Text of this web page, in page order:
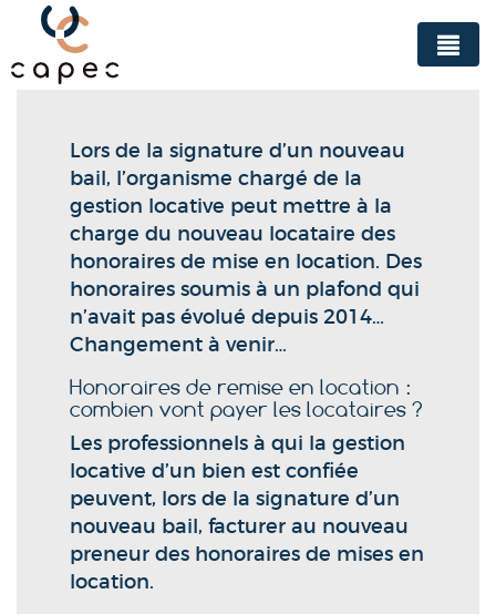
Panneau de gestion des cookies
Lors de la signature d’un nouveau
bail, l’organisme chargé de la
gestion locative peut mettre à la
charge du nouveau locataire des
honoraires de mise en location. Des
honoraires soumis à un plafond qui
n’avait pas évolué depuis 2014…
Changement à venir…
Honoraires de remise en location :
combien vont payer les locataires ?
Les professionnels à qui la gestion
locative d’un bien est confiée
peuvent, lors de la signature d’un
nouveau bail, facturer au nouveau
preneur des honoraires de mises en
location.